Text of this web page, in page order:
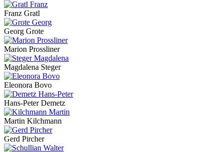
Franz Gratl
Georg Grote
Marion Prossliner
Magdalena Steger
Eleonora Bovo
Hans-Peter Demetz
Martin Kilchmann
Gerd Pircher